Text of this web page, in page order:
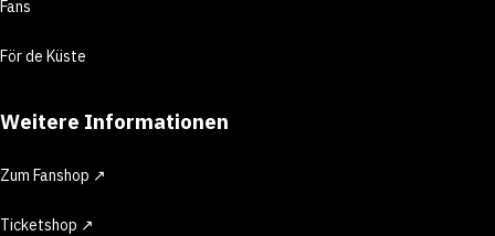
Fans
För de Küste
Weitere Informationen
Zum Fanshop ↗
Ticketshop ↗